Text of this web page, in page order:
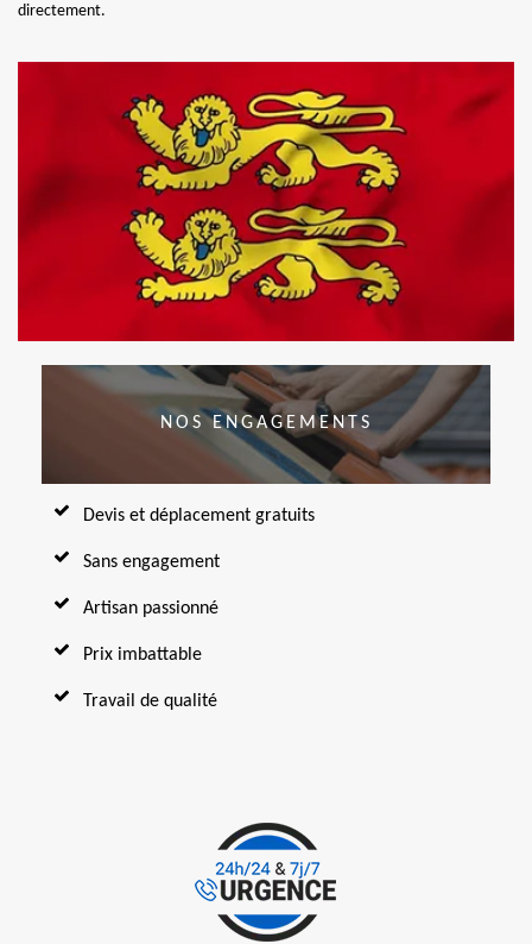
directement.
NOS ENGAGEMENTS
Devis et déplacement gratuits
Sans engagement
Artisan passionné
Prix imbattable
Travail de qualité